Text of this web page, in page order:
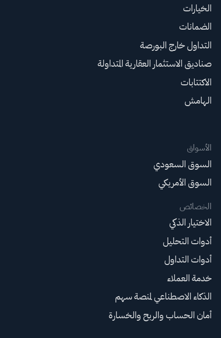
الخيارات
الضمانات
التداول خارج البورصة
صناديق الاستثمار العقارية المتداولة
الاكتتابات
الهامش
الأسواق
السوق السعودي
السوق الأمريكي
الخصائص
الاختيار الذكي
أدوات التحليل
أدوات التداول
خدمة العملاء
الذكاء الاصطناعي لمنصة سهم
أمان الحساب والربح والخسارة